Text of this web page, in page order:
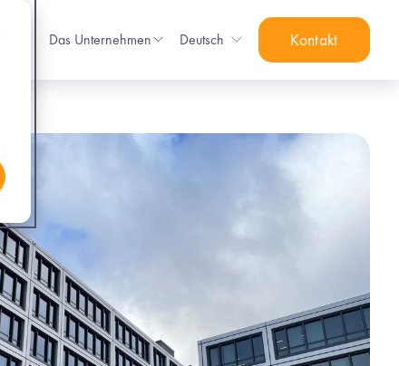
Das Unternehmen Deutsch Kontakt